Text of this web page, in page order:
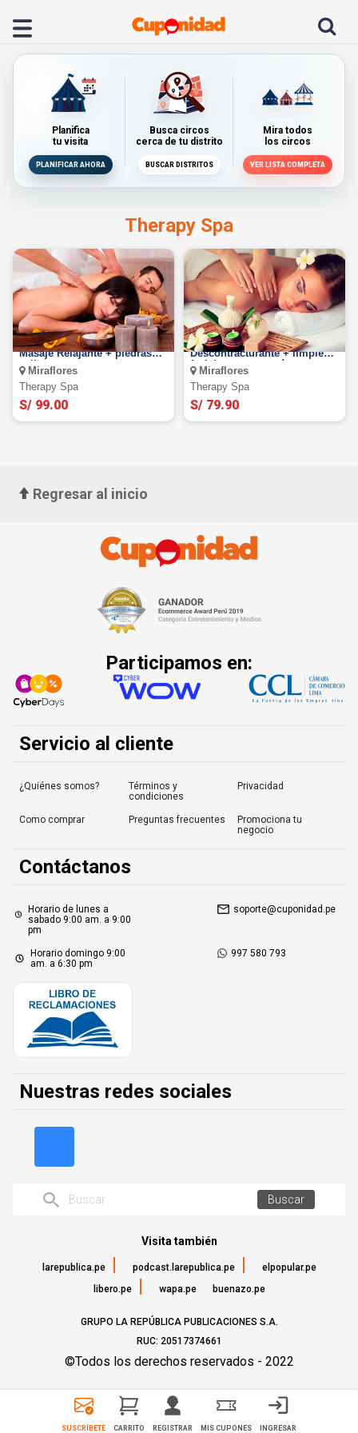
Planifica
tu visita
PLANIFICAR AHORA
Busca circos
cerca de tu distrito
BUSCAR DISTRITOS
Mira todos
los circos
VER LISTA COMPLETA
Therapy Spa
Masaje descontracturante +
Masaje Relajante + piedras
calientes y mas
Miraflores
Therapy Spa
S/ 99.00
Masaje Relajante +
Descontracturante + limpieza
facial express y más en
THERAPY SPA ¡Miraflores!
Miraflores
Therapy Spa
S/ 79.90
Regresar al inicio
Participamos en:
Servicio al cliente
¿Quiénes somos?
Términos y
condiciones
Privacidad
Como comprar Preguntas frecuentes
Promociona tu
negocio
Contáctanos
Horario de lunes a
sabado 9:00 am. a 9:00
pm
soporte@cuponidad.pe
Horario domingo 9:00
am. a 6:30 pm
997 580 793
Nuestras redes sociales
Buscar
Visita también
larepublica.pe podcast.larepublica.pe
elpopular.pe
libero.pe
wapa.pe buenazo.pe
GRUPO LA REPÚBLICA PUBLICACIONES S.A.
RUC: 20517374661
©Todos los derechos reservados - 2022
SUSCRÍBETE CARRITO REGISTRAR MIS CUPONES INGRESAR